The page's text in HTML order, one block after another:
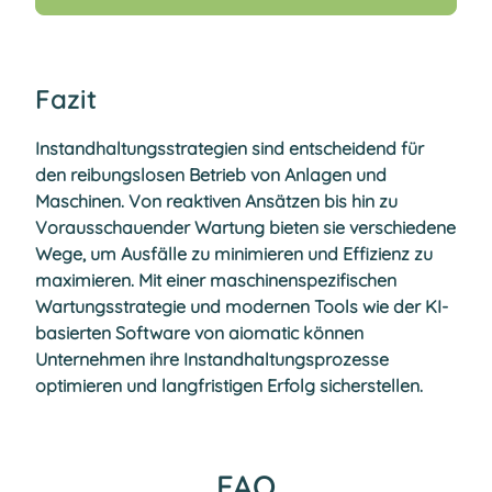
Fazit
Instandhaltungsstrategien sind entscheidend für
den reibungslosen Betrieb von Anlagen und
Maschinen. Von reaktiven Ansätzen bis hin zu
Vorausschauender Wartung bieten sie verschiedene
Wege, um Ausfälle zu minimieren und Effizienz zu
maximieren. Mit einer maschinenspezifischen
Wartungsstrategie und modernen Tools wie der KI-
basierten Software von aiomatic können
Unternehmen ihre Instandhaltungsprozesse
optimieren und langfristigen Erfolg sicherstellen.